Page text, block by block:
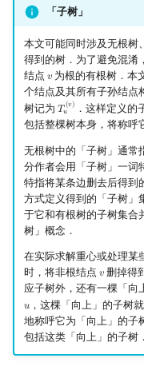
镜像站列表
致谢
Special Judge
Testlib
Polygon
OJ 工具
LaTeX 入门
Git
Java 速成
Java 进阶
前缀和 & 差分
二分
倍增
构造
IDA*
回溯法
Dancing Links
Alpha–Beta 剪枝
优化
状压 DP
数位 DP
插头 DP
计数 DP
动态 DP
概率 DP
DP 套 DP
DP 优化
其它 DP 方法
Boyer–Moore 算法
Z 函数（扩展 KMP）
AC 自动机
后缀数组 (SA)
后缀自动机 (SAM)
后缀平衡树
广义后缀自动机
后缀树
Manacher
置换和排列
弧度制与坐标系
复数
数论
多项式与生成函数
组合数学
线性代数
线性规划
抽象代数
块状数据结构
单调栈
单调队列
ST 表
树状数组
线段树
划分树
二叉搜索树 & 平衡树
跳表
参考资料
扫描线
旋转卡壳
半平面交
平面最近点对
随机增量法
反演变换
计算几何杂项
有限状态自动机
计算理论基础
字节顺序
约瑟夫问题
表达式求值
在一台机器上规划任务
主元素问题
Garsia–Wachs 算法
15-puzzle
「子树」
本文可能同时涉及无根树
得到的树．为了避免混淆
结点 𝑣
v为根的有根树．本
个结点及其所有子孙结点
树记为 𝑇 (𝑣)
𝑢
Tu( v ．这样定义
包括整棵树本身，将称呼
无根树中的「子树」通常
分作者会用「子树」一词
特指将某条边删去后得到
方式定义得到的「子树」
于它和有根树的子树集合
树」概念．
在实际求解重心或处理某
时，将非根结点 𝑣
v删掉得
应子树外，还有一棵「向
𝑢
u，这棵「向上」的子树
地称呼它为「向上」的子
包括这类「向上」的子树．